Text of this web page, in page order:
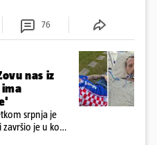
76
nas iz
srpnja je
je u komi.